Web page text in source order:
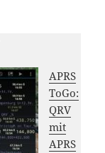
APRS
ToGo:
QRV
mit
APRS